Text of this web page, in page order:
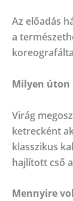
Az előadás
a
Milyen úton
Virág
ketrecként
klasszikus
hajlított cső
Mennyire